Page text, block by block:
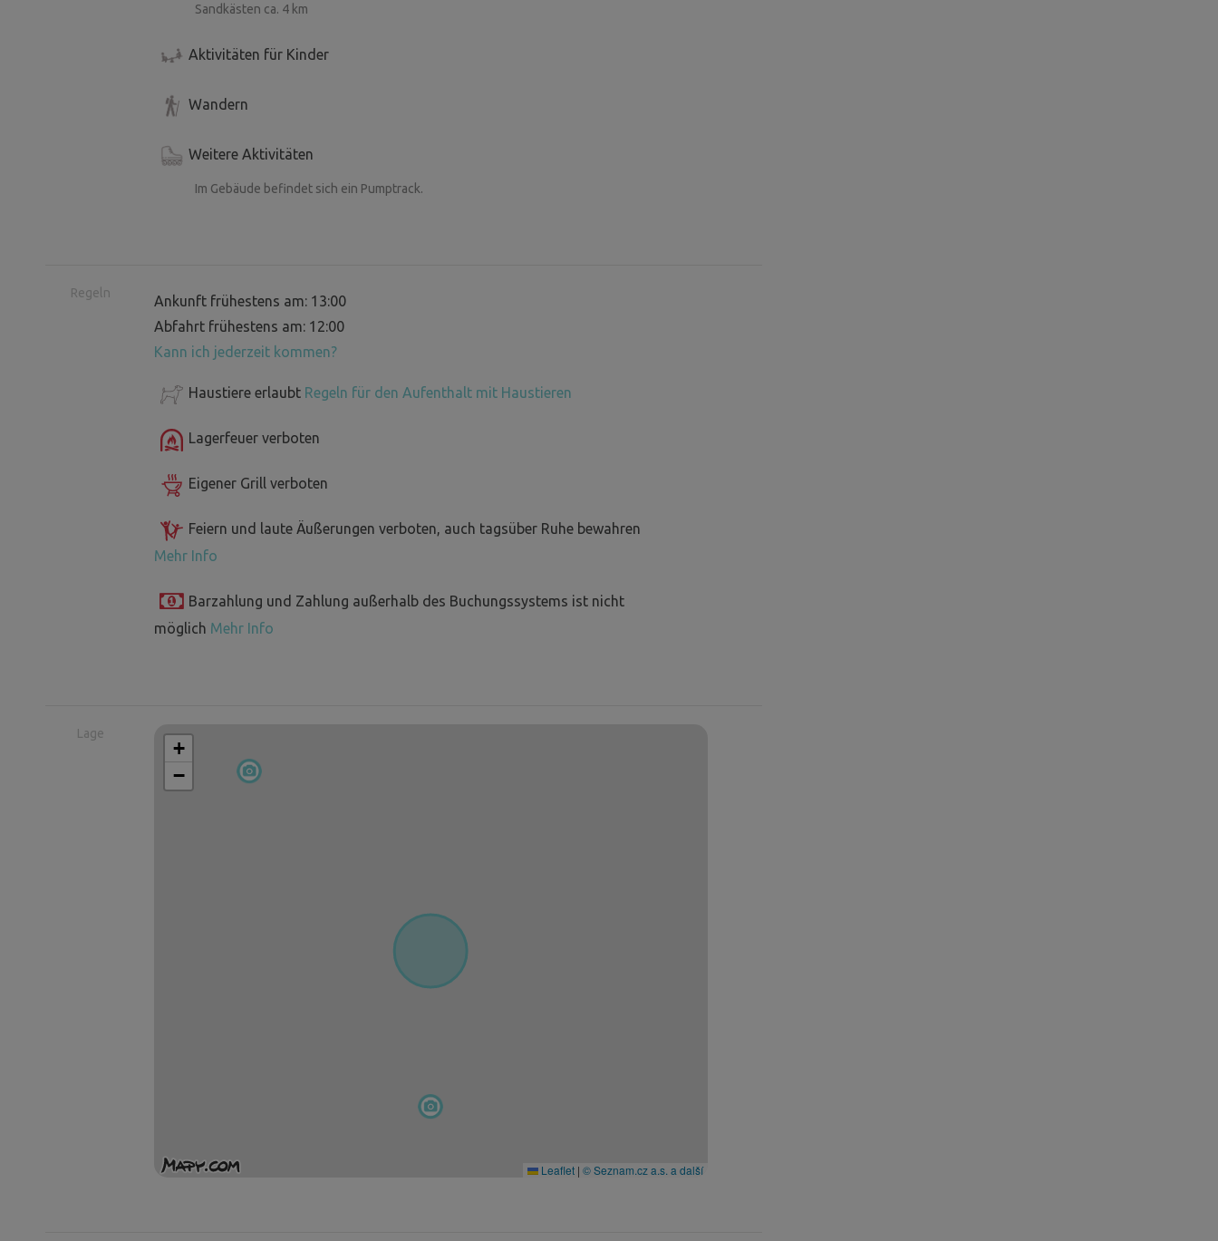
Sandkästen ca. 4 km
Aktivitäten für Kinder
Wandern
Weitere Aktivitäten
Im Gebäude befindet sich ein Pumptrack.
Regeln
Ankunft frühestens am: 13:00
Abfahrt frühestens am: 12:00
Kann ich jederzeit kommen?
Haustiere erlaubt Regeln für den Aufenthalt mit Haustieren
Lagerfeuer verboten
Eigener Grill verboten
Feiern und laute Äußerungen verboten, auch tagsüber Ruhe bewahren
Mehr Info
Barzahlung und Zahlung außerhalb des Buchungssystems ist nicht
möglich Mehr Info
Lage
+
−
Leaflet | © Seznam.cz a.s. a další